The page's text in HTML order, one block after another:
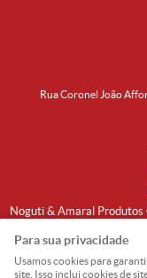
Rua Coronel João
Noguti & Amaral
Para sua privacidade
Usamos cookies para
site. Isso inclui cookies de